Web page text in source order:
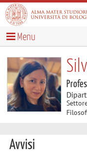
Menu
Avvisi